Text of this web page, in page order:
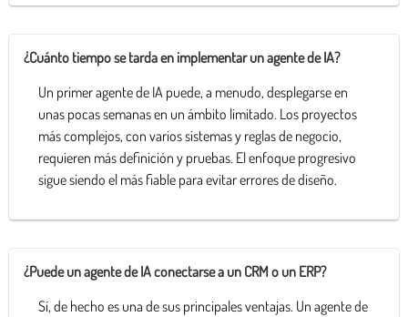
¿Cuánto tiempo se tarda en implementar un agente de IA?
Un primer agente de IA puede, a menudo, desplegarse en
unas pocas semanas en un ámbito limitado. Los proyectos
más complejos, con varios sistemas y reglas de negocio,
requieren más definición y pruebas. El enfoque progresivo
sigue siendo el más fiable para evitar errores de diseño.
¿Puede un agente de IA conectarse a un CRM o un ERP?
Sí, de hecho es una de sus principales ventajas. Un agente de